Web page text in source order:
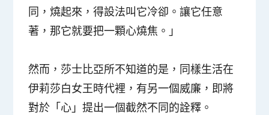
同，燒起來，得設法叫它冷卻。讓它任意
著，那它就要把一顆心燒焦。」
然而，莎士比亞所不知道的是，同樣生活在
伊莉莎白女王時代裡，有另一個威廉，即將
對於「心」提出一個截然不同的詮釋。